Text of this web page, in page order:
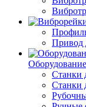
Привод
Станки
Станки